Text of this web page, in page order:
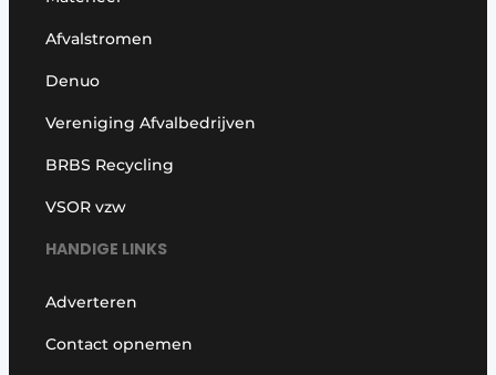
Afvalstromen
Denuo
Vereniging Afvalbedrijven
BRBS Recycling
VSOR vzw
HANDIGE LINKS
Adverteren
Contact opnemen